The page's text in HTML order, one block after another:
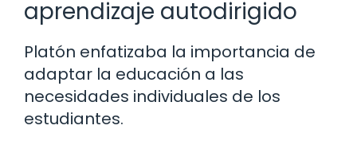
aprendizaje autodirigido
Platón enfatizaba la importancia de
adaptar la educación a las
necesidades individuales de los
estudiantes.